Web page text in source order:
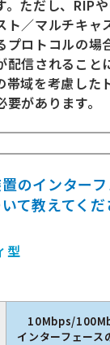
。ただし、RIP
ト／マルチキャ
プロトコルの場
配信されること
帯域を考慮した
があります。
のインター
て教えてくだ
型
10Mbps/
インターフェース